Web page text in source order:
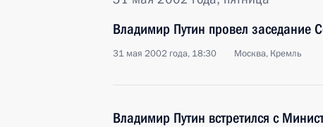
Владимир Путин провел заседание
31 мая 2002 года, 18:30 Москва, Кремль
Владимир Путин встретился с